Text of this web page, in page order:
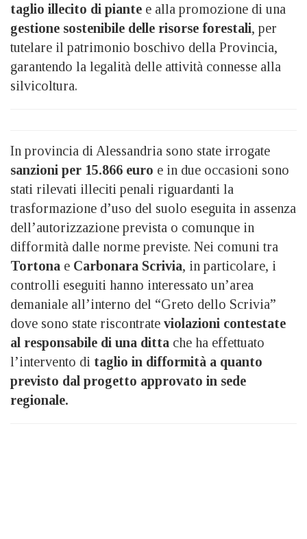
taglio illecito di piante e alla promozione di una
gestione sostenibile delle risorse forestali, per
tutelare il patrimonio boschivo della Provincia,
garantendo la legalità delle attività connesse alla
silvicoltura.
In provincia di Alessandria sono state irrogate
sanzioni per 15.866 euro e in due occasioni sono
stati rilevati illeciti penali riguardanti la
trasformazione d’uso del suolo eseguita in assenza
dell’autorizzazione prevista o comunque in
difformità dalle norme previste. Nei comuni tra
Tortona e Carbonara Scrivia, in particolare, i
controlli eseguiti hanno interessato un’area
demaniale all’interno del “Greto dello Scrivia”
dove sono state riscontrate violazioni contestate
al responsabile di una ditta che ha effettuato
l’intervento di taglio in difformità a quanto
previsto dal progetto approvato in sede
regionale.